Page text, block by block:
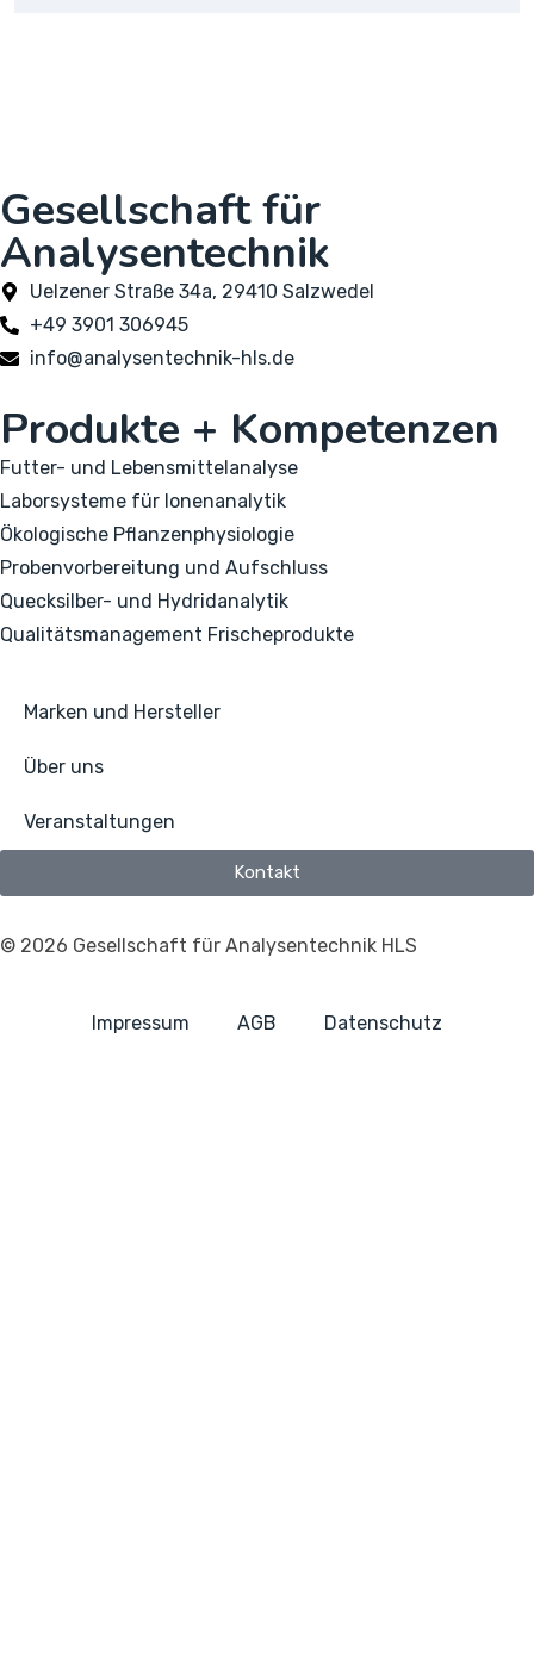
Gesellschaft für
Analysentechnik
Uelzener Straße 34a, 29410 Salzwedel
+49 3901 306945
info@analysentechnik-hls.de
Produkte + Kompetenzen
Futter- und Lebensmittelanalyse
Laborsysteme für Ionenanalytik
Ökologische Pflanzenphysiologie
Probenvorbereitung und Aufschluss
Quecksilber- und Hydridanalytik
Qualitätsmanagement Frischeprodukte
Marken und Hersteller
Über uns
Veranstaltungen
Kontakt
© 2026 Gesellschaft für Analysentechnik HLS
Impressum AGB Datenschutz